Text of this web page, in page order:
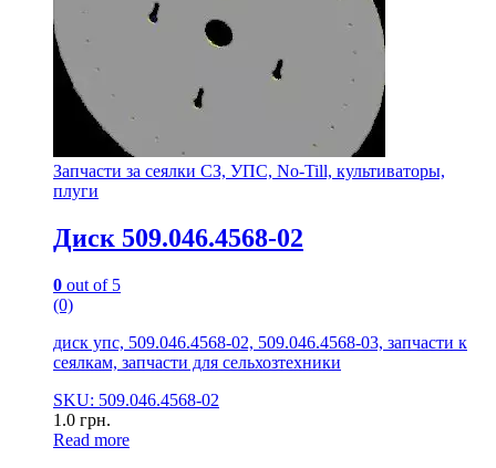
Запчасти за сеялки СЗ, УПС, No-Till, культиваторы,
плуги
Диск 509.046.4568-02
0 out of 5
(0)
диск упс, 509.046.4568-02, 509.046.4568-03, запчасти к
сеялкам, запчасти для сельхозтехники
SKU: 509.046.4568-02
1.0 грн.
Read more